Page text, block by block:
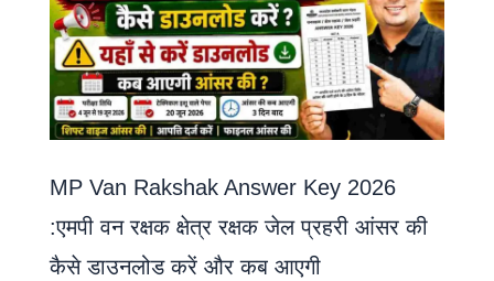
MP Van Rakshak Answer Key 2026
:एमपी वन रक्षक क्षेत्र रक्षक जेल प्रहरी आंसर की
कैसे डाउनलोड करें और कब आएगी